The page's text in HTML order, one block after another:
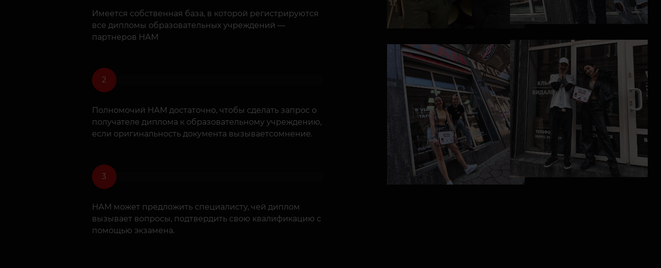
Имеется собственная база, в которой регистрируются
все дипломы образовательных учреждений —
партнеров НАМ
Полномочий НАМ достаточно, чтобы сделать запрос о
получателе диплома к образовательному учреждению,
если оригинальность документа вызываетсомнение.
НАМ может предложить специалисту, чей диплом
вызывает вопросы, подтвердить свою квалификацию с
помощью экзамена.